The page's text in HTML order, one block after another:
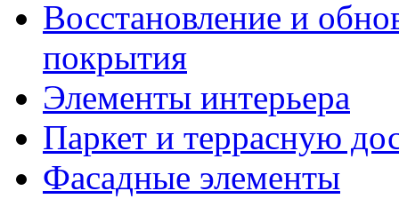
Восстановление и
покрытия
Элементы интерьера
Паркет и террасную
Фасадные элементы